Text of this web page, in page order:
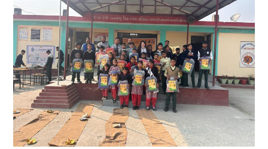
प्लास्टिक
सद्भाव"